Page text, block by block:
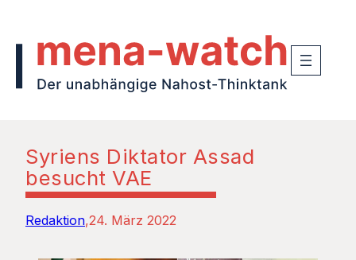
Syriens Diktator Assad
besucht VAE
Redaktion 24. März 2022